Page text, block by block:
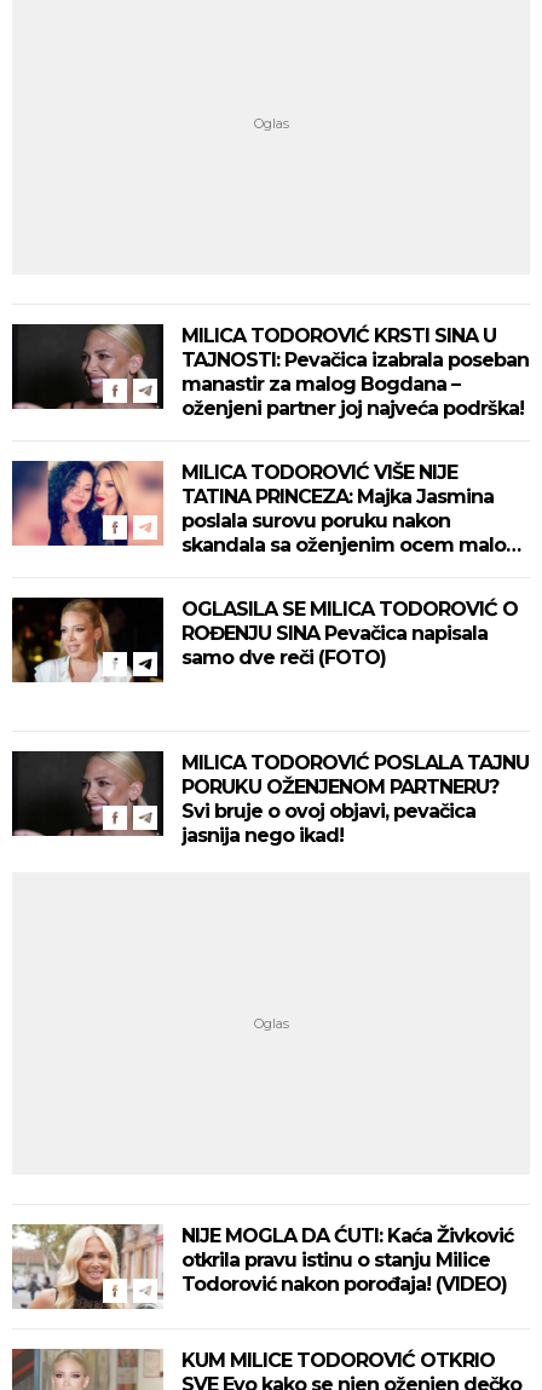
MILICA TODOROVIĆ KRSTI SINA U
TAJNOSTI: Pevačica izabrala poseban
manastir za malog Bogdana –
oženjeni partner joj najveća podrška!
MILICA TODOROVIĆ VIŠE NIJE
TATINA PRINCEZA: Majka Jasmina
poslala surovu poruku nakon
skandala sa oženjenim ocem malog
OGLASILA SE MILICA TODOROVIĆ O
ROĐENJU SINA Pevačica napisala
samo dve reči (FOTO)
MILICA TODOROVIĆ POSLALA TAJNU
PORUKU OŽENJENOM PARTNERU?
Svi bruje o ovoj objavi, pevačica
jasnija nego ikad!
NIJE MOGLA DA ĆUTI: Kaća Živković
otkrila pravu istinu o stanju Milice
Todorović nakon porođaja! (VIDEO)
KUM MILICE TODOROVIĆ OTKRIO
SVE Evo kako se njen oženjen dečko